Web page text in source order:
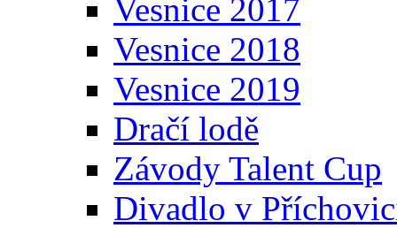
Vesnice 2017
Vesnice 2018
Vesnice 2019
Dračí lodě
Závody Talent Cup
Divadlo v